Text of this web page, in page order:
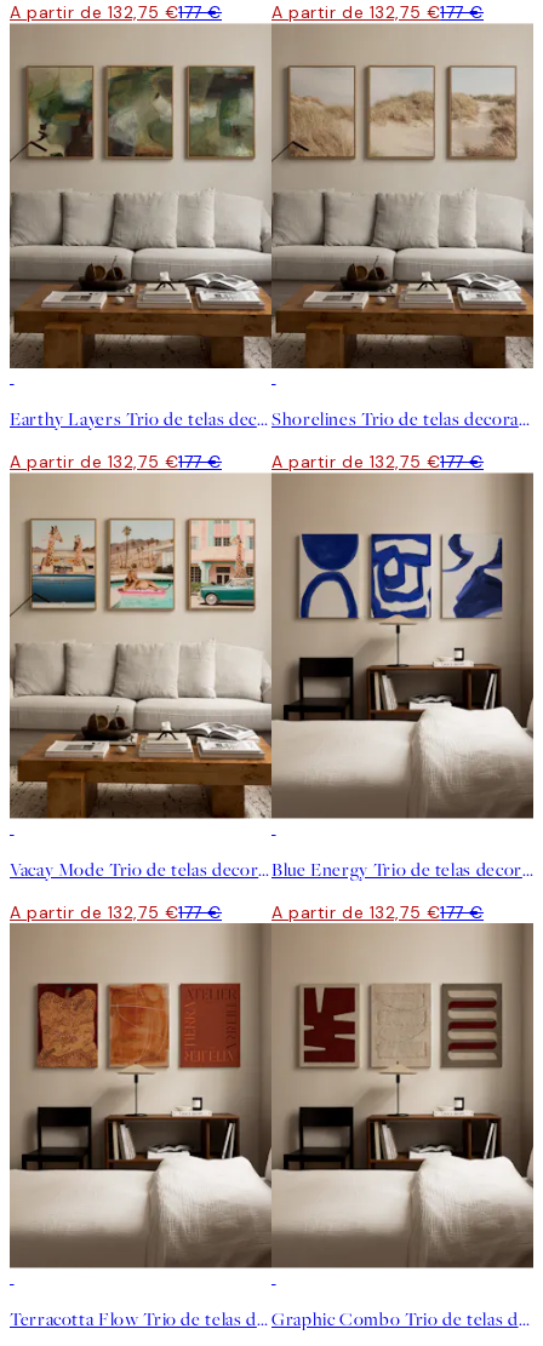
A partir de 132,75 €177 € A partir de 132,75 €177 €
Earthy Layers Trio de telas decorativas
A partir de 132,75 €177 €
Shorelines Trio de telas decorativas
A partir de 132,75 €177 €
Vacay Mode Trio de telas decorativas
A partir de 132,75 €177 €
Blue Energy Trio de telas decorativas
A partir de 132,75 €177 €
Terracotta Flow Trio de telas decorativas Graphic Combo Trio de telas decorativas